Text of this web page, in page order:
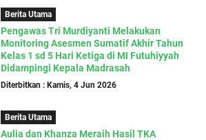
Berita Utama
Pengawas Tri Murdiyanti Melakukan
Monitoring Asesmen Sumatif Akhir Tahun
Kelas 1 sd 5 Hari Ketiga di MI Futuhiyyah
Didampingi Kepala Madrasah
Diterbitkan : Kamis, 4 Jun 2026
Berita Utama
Aulia dan Khanza Meraih Hasil TKA